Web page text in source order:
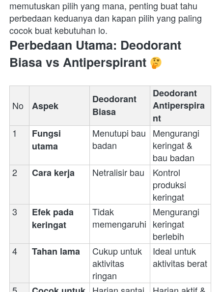
memutuskan pilih yang mana, penting buat tahu
perbedaan keduanya dan kapan pilih yang paling
cocok buat kebutuhan lo.
Perbedaan Utama: Deodorant
Biasa vs Antiperspirant
No Aspek
Deodorant
Biasa
Deodorant
Antiperspira
nt
1
Fungsi
utama
Menutupi bau
badan
Mengurangi
keringat &
bau badan
2
Cara kerja Netralisir bau
Kontrol
produksi
keringat
3
Efek pada
keringat
Tidak
memengaruhi
Mengurangi
keringat
berlebih
4
Tahan lama
Cukup untuk
aktivitas
ringan
Ideal untuk
aktivitas berat